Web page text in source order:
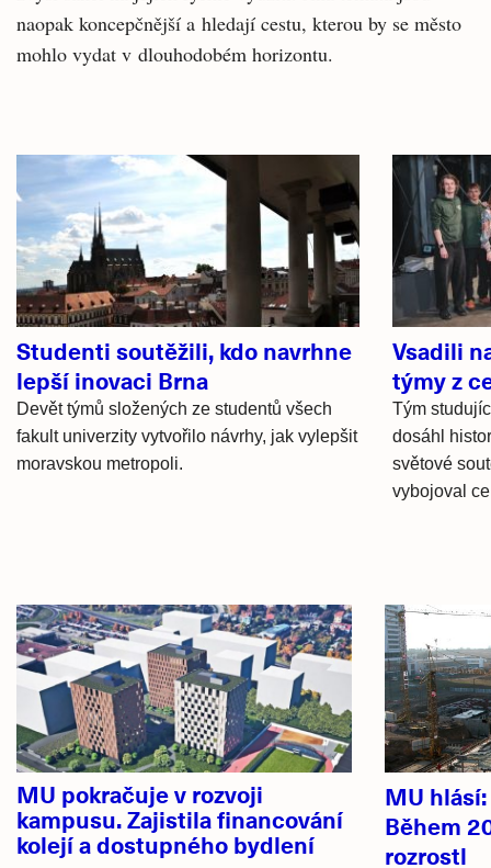
naopak koncepčnější a hledají cestu, kterou by se město
mohlo vydat v dlouhodobém horizontu.
Související
články
Studenti soutěžili, kdo navrhne
lepší inovaci Brna
Devět týmů složených ze studentů všech
fakult univerzity vytvořilo návrhy, jak vylepšit
moravskou metropoli.
Vsadili
týmy z
Tým
dosáhl
světové
vybojoval
Hlavní
novinky
MU pokračuje v rozvoji
kampusu. Zajistila financování
kolejí a dostupného bydlení
MU
Během
rozrostl